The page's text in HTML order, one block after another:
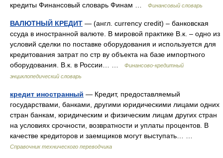
кредиты Финансовый словарь Финам …
Финансовый словарь
ВАЛЮТНЫЙ КРЕДИТ — (англ. currency credit) – банковская
ссуда в иностранной валюте. В мировой практике В.к. – одно из
условий сделки по поставке оборудования и используется для
кредитования затрат по стр ву объекта на базе импортного
оборудования. В.к. в России… …
Финансово-кредитный
энциклопедический словарь
кредит иностранный — Кредит, предоставляемый
государствами, банками, другими юридическими лицами одних
стран банкам, юридическим и физическим лицам других стран
на условиях срочности, возвратности и уплаты процентов. В
качестве кредиторов и заемщиков могут выступать… …
Справочник технического переводчика